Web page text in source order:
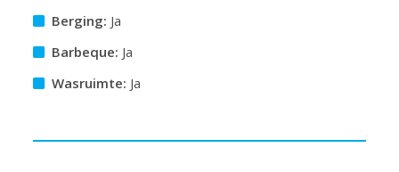
Berging: Ja
Barbeque: Ja
Wasruimte: Ja